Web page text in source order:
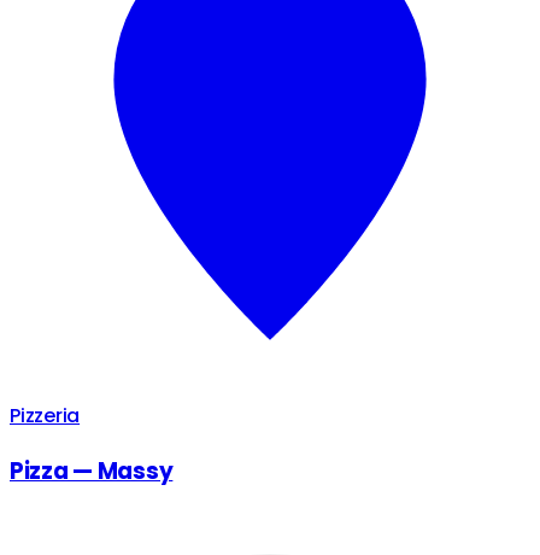
Pizzeria
Pizza — Massy